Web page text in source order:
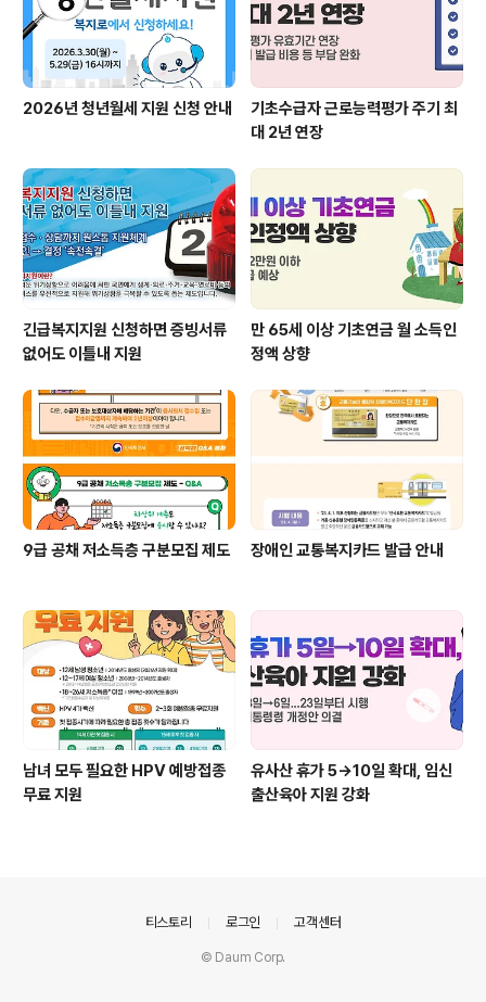
2026년 청년월세 지원 신청 안내
기초수급자 근로능력평가 주기 최
대 2년 연장
긴급복지지원 신청하면 증빙서류
없어도 이틀내 지원
만 65세 이상 기초연금 월 소득인
정액 상향
9급 공채 저소득층 구분모집 제도 장애인 교통복지카드 발급 안내
남녀 모두 필요한 HPV 예방접종
무료 지원
유사산 휴가 5→10일 확대, 임신
출산육아 지원 강화
티스토리 로그인 고객센터
© Daum Corp.